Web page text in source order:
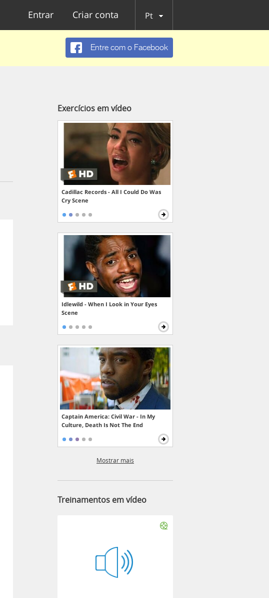
Entrar Criar conta Pt
Entre com o Facebook
Exercícios em vídeo
Cadillac Records - All I Could Do Was
Cry Scene
Idlewild - When I Look in Your Eyes
Scene
Captain America: Civil War - In My
Culture, Death Is Not The End
Mostrar mais
Treinamentos em vídeo